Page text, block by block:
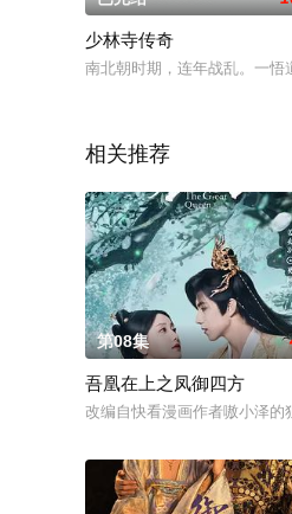
少林寺传奇
南北朝时期，连年战乱。一
相关推荐
第08集
吾凰在上之凤御四方
改编自快看漫画作者嗷小泽